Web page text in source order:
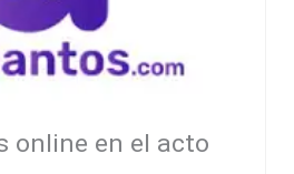
online en el acto